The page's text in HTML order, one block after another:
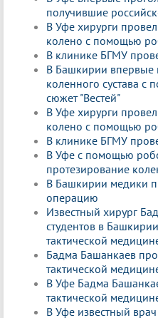
получившие
В Уфе хирурги
колено с помощью
В клинике БГМУ
В Башкирии впервые
коленного сустава с
сюжет "Вестей"
В Уфе хирурги
колено с помощью
В клинике БГМУ
В Уфе с помощью
протезирование
В Башкирии медики
операцию
Известный хирург
студентов в
тактической
Бадма Башанкаев
тактической
В Уфе Бадма
тактической
В Уфе известный